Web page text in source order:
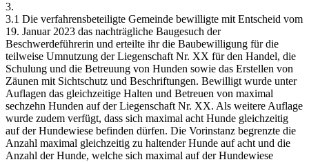
3.
3.1 Die verfahrensbeteiligte Gemeinde bewilligte mit Entscheid vom
19. Januar 2023 das nachträgliche Baugesuch der
Beschwerdeführerin und erteilte ihr die Baubewilligung für die
teilweise Umnutzung der Liegenschaft Nr. XX für den Handel, die
Schulung und die Betreuung von Hunden sowie das Erstellen von
Zäunen mit Sichtschutz und Beschriftungen. Bewilligt wurde unter
Auflagen das gleichzeitige Halten und Betreuen von maximal
sechzehn Hunden auf der Liegenschaft Nr. XX. Als weitere Auflage
wurde zudem verfügt, dass sich maximal acht Hunde gleichzeitig
auf der Hundewiese befinden dürfen. Die Vorinstanz begrenzte die
Anzahl maximal gleichzeitig zu haltender Hunde auf acht und die
Anzahl der Hunde, welche sich maximal auf der Hundewiese